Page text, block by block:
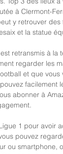
à Clermont-
y retrouver
et la statue
retransmis à la
regarder les
et que
facilement
abonner à
1 pour avoir
pouvez
ou smartphone,